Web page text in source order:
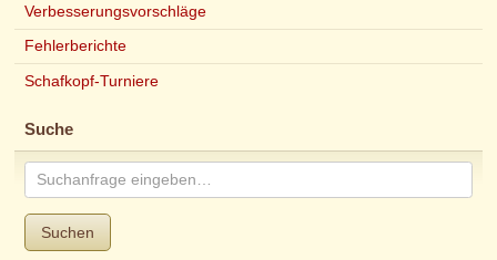
Verbesserungsvorschläge
Fehlerberichte
Schafkopf-Turniere
Suche
Suchen